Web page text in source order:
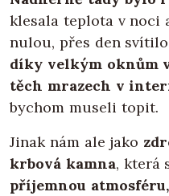
klesala teplota v noci
nulou, přes den
díky velkým oknům
těch mrazech v
bychom museli topit.
Jinak nám ale jako
krbová kamna, která
příjemnou